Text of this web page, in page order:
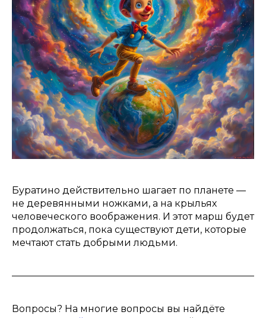
Буратино действительно шагает по планете —
не деревянными ножками, а на крыльях
человеческого воображения. И этот марш будет
продолжаться, пока существуют дети, которые
мечтают стать добрыми людьми.
Вопросы? На многие вопросы вы найдёте